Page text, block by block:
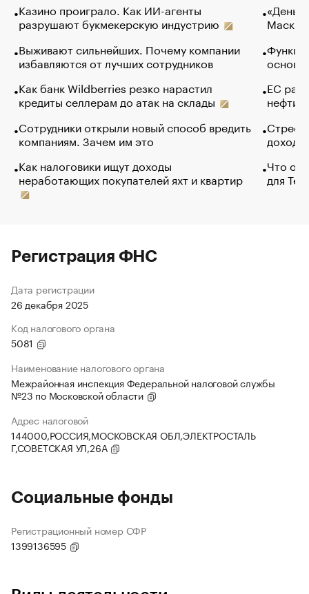
Казино проиграло. Как ИИ-агенты
разрушают букмекерскую индустрию
Выживают сильнейших. Почему компании
избавляются от лучших сотрудников
Как банк Wildberries резко нарастил
кредиты селлерам до атак на склады
Сотрудники открыли новый способ вредить
компаниям. Зачем им это
Как налоговики ищут доходы
неработающих покупателей яхт и квартир
Маск в
основ
ЕС
нефти
Что
для
Регистрация ФНС
Дата регистрации
26 декабря 2025
Код налогового органа
5081
Наименование налогового органа
Межрайонная инспекция Федеральной налоговой службы
№23 по Московской области
Адрес налоговой
144000,РОССИЯ,МОСКОВСКАЯ ОБЛ,ЭЛЕКТРОСТАЛЬ
Г,СОВЕТСКАЯ УЛ,26А
Социальные фонды
Регистрационный номер СФР
1399136595